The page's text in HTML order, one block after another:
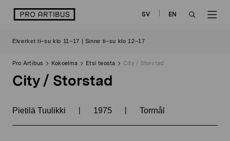
sisältöön
logo SV
EN
Elverket ti–su klo 11–17 | Sinne ti–su klo 12–17
Pro Artibus Kokoelma Etsi teosta City / Storstad
City / Storstad
Pietilä Tuulikki | 1975 | Torrnål